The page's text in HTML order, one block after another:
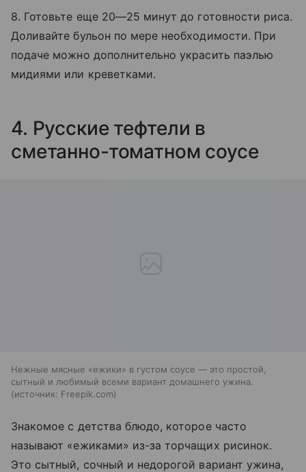
8. Готовьте еще 20—25 минут до готовности риса.
Доливайте бульон по мере необходимости. При
подаче можно дополнительно украсить паэлью
мидиями или креветками.
4. Русские тефтели в
сметанно-томатном соусе
Нежные мясные «ежики» в густом соусе — это простой,
сытный и любимый всеми вариант домашнего ужина.
источник: Freepik.com
Знакомое с детства блюдо, которое часто
называют «ежиками» из-за торчащих рисинок.
Это сытный, сочный и недорогой вариант ужина,